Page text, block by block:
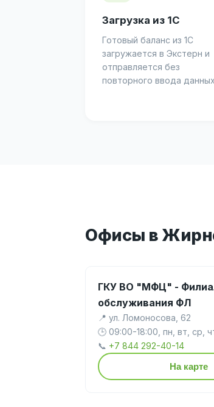
Загрузка из 1С
Готовый баланс из 1С
загружается в Экстерн и
отправляется без
повторного ввода
Офисы в
ГКУ ВО "МФЦ" -
обслуживания ФЛ
📍 ул. Ломоносова, 62
🕒 09:00-18:00, пн, вт, ср,
📞 +7 844 292-40-14
На карте